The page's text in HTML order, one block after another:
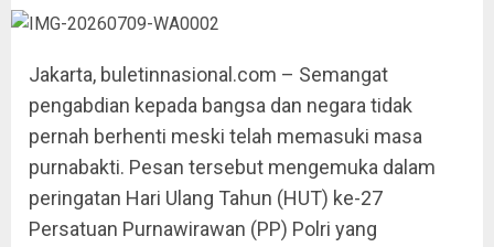
Jakarta, buletinnasional.com – Semangat
pengabdian kepada bangsa dan negara tidak
pernah berhenti meski telah memasuki masa
purnabakti. Pesan tersebut mengemuka dalam
peringatan Hari Ulang Tahun (HUT) ke-27
Persatuan Purnawirawan (PP) Polri yang